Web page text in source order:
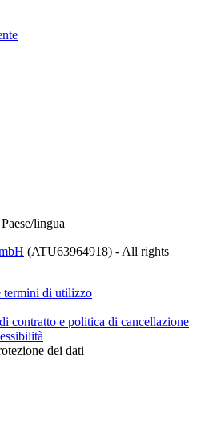
lingua
(ATU63964918) - All rights
termini di utilizzo
contratto e politica di cancellazione
dei dati